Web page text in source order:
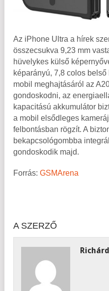
Az iPhone Ultra a hírek
összecsukva 9,23 mm
hüvelykes külső
képarányú, 7,8 colos
mobil meghajtásáról az
gondoskodni, az
kapacitású akkumulátor
a mobil elsődleges
felbontásban rögzít. A
bekapcsológombba
gondoskodik majd.
Forrás: GSMArena
A SZERZŐ
Richárd